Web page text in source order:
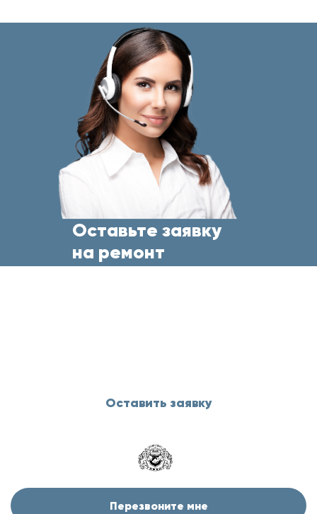
Оставьте заявку
на ремонт
Оставить заявку
Перезвоните мне